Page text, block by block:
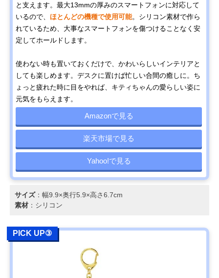
と支えます。最大13mmの厚みのスマートフォンに対応して
いるので、 ほとんどの機種で使用可能。シリコン素材で作ら
れているため、大事なスマートフォンを傷つけることなく安
定してホールドします。
使わない時も置いておくだけで、かわいらしいインテリアと
しても楽しめます。デスクに置けば忙しい合間の癒しに。ち
ょっと疲れた時に目をやれば、キティちゃんの愛らしい姿に
元気をもらえます。
Amazonで見る
楽天市場で見る
Yahoo!で見る
サイズ：幅9.9×奥行5.9×高さ6.7cm
素材 ：シリコン
PICK UP③